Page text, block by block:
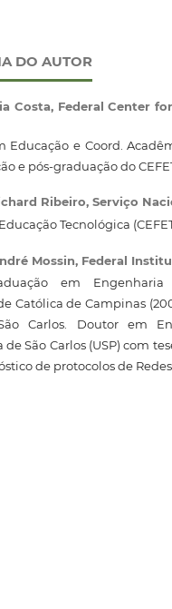
DO AUTOR
Costa, Federal Center
Educação e Coord.
e pós-graduação do
Ribeiro, Serviço
Tecnológica
Mossin, Federal
em
Católica de Campinas
Carlos. Doutor em
São Carlos (USP) com
de protocolos de